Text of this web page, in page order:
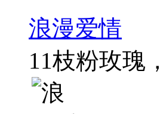
浪漫爱情
11枝粉玫瑰